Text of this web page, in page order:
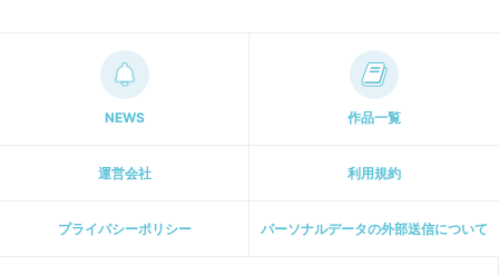
NEWS 作品一覧
運営会社 利用規約
プライパシーポリシー パーソナルデータの外部送信について